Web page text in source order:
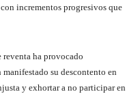
incrementos progresivos que
reventa ha provocado
su descontento en
y exhortar a no participar en